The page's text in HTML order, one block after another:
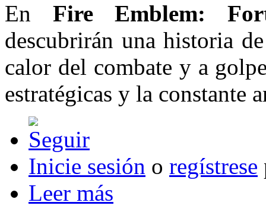
En Fire Emblem:
descubrirán una historia
calor del combate y a
estratégicas y la constante
Inicie sesión o regístrese
Leer más